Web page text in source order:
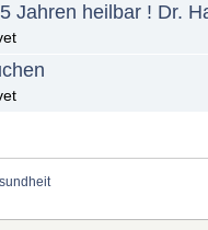
Jahren heilbar ! Dr.